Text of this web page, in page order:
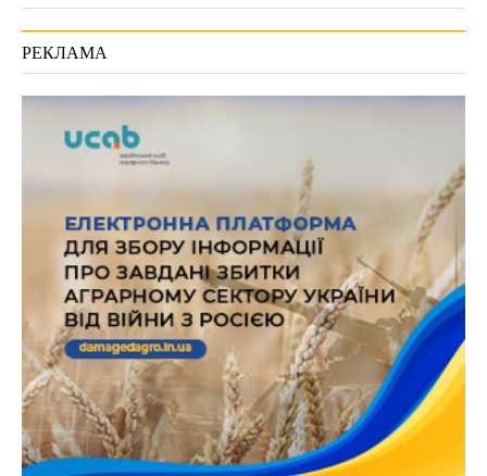
РЕКЛАМА